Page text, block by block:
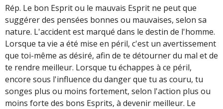
Rép. Le bon Esprit ou le mauvais Esprit ne peut que
suggérer des pensées bonnes ou mauvaises, selon sa
nature. L'accident est marqué dans le destin de l'homme.
Lorsque ta vie a été mise en péril, c'est un avertissement
que toi-même as désiré, afin de te détourner du mal et de
te rendre meilleur. Lorsque tu échappes à ce péril,
encore sous l'influence du danger que tu as couru, tu
songes plus ou moins fortement, selon l'action plus ou
moins forte des bons Esprits, à devenir meilleur. Le